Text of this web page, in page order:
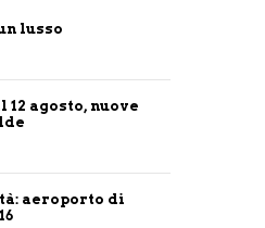
lusso
agosto, nuove
aeroporto di